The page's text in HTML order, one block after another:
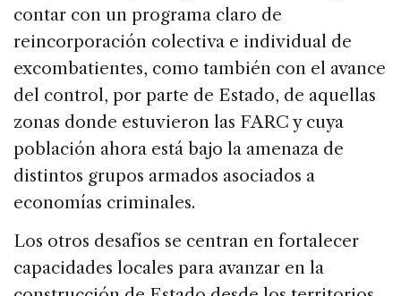
contar con un programa claro de
reincorporación colectiva e individual de
excombatientes, como también con el avance
del control, por parte de Estado, de aquellas
zonas donde estuvieron las FARC y cuya
población ahora está bajo la amenaza de
distintos grupos armados asociados a
economías criminales.
Los otros desafíos se centran en fortalecer
capacidades locales para avanzar en la